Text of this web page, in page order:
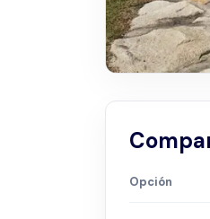
Opción